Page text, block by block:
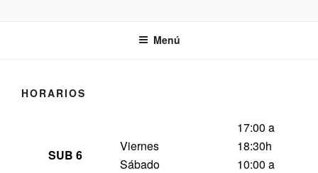
Menú
HORARIOS
SUB 6
Viernes
Sábado
17:00 a
18:30h
10:00 a